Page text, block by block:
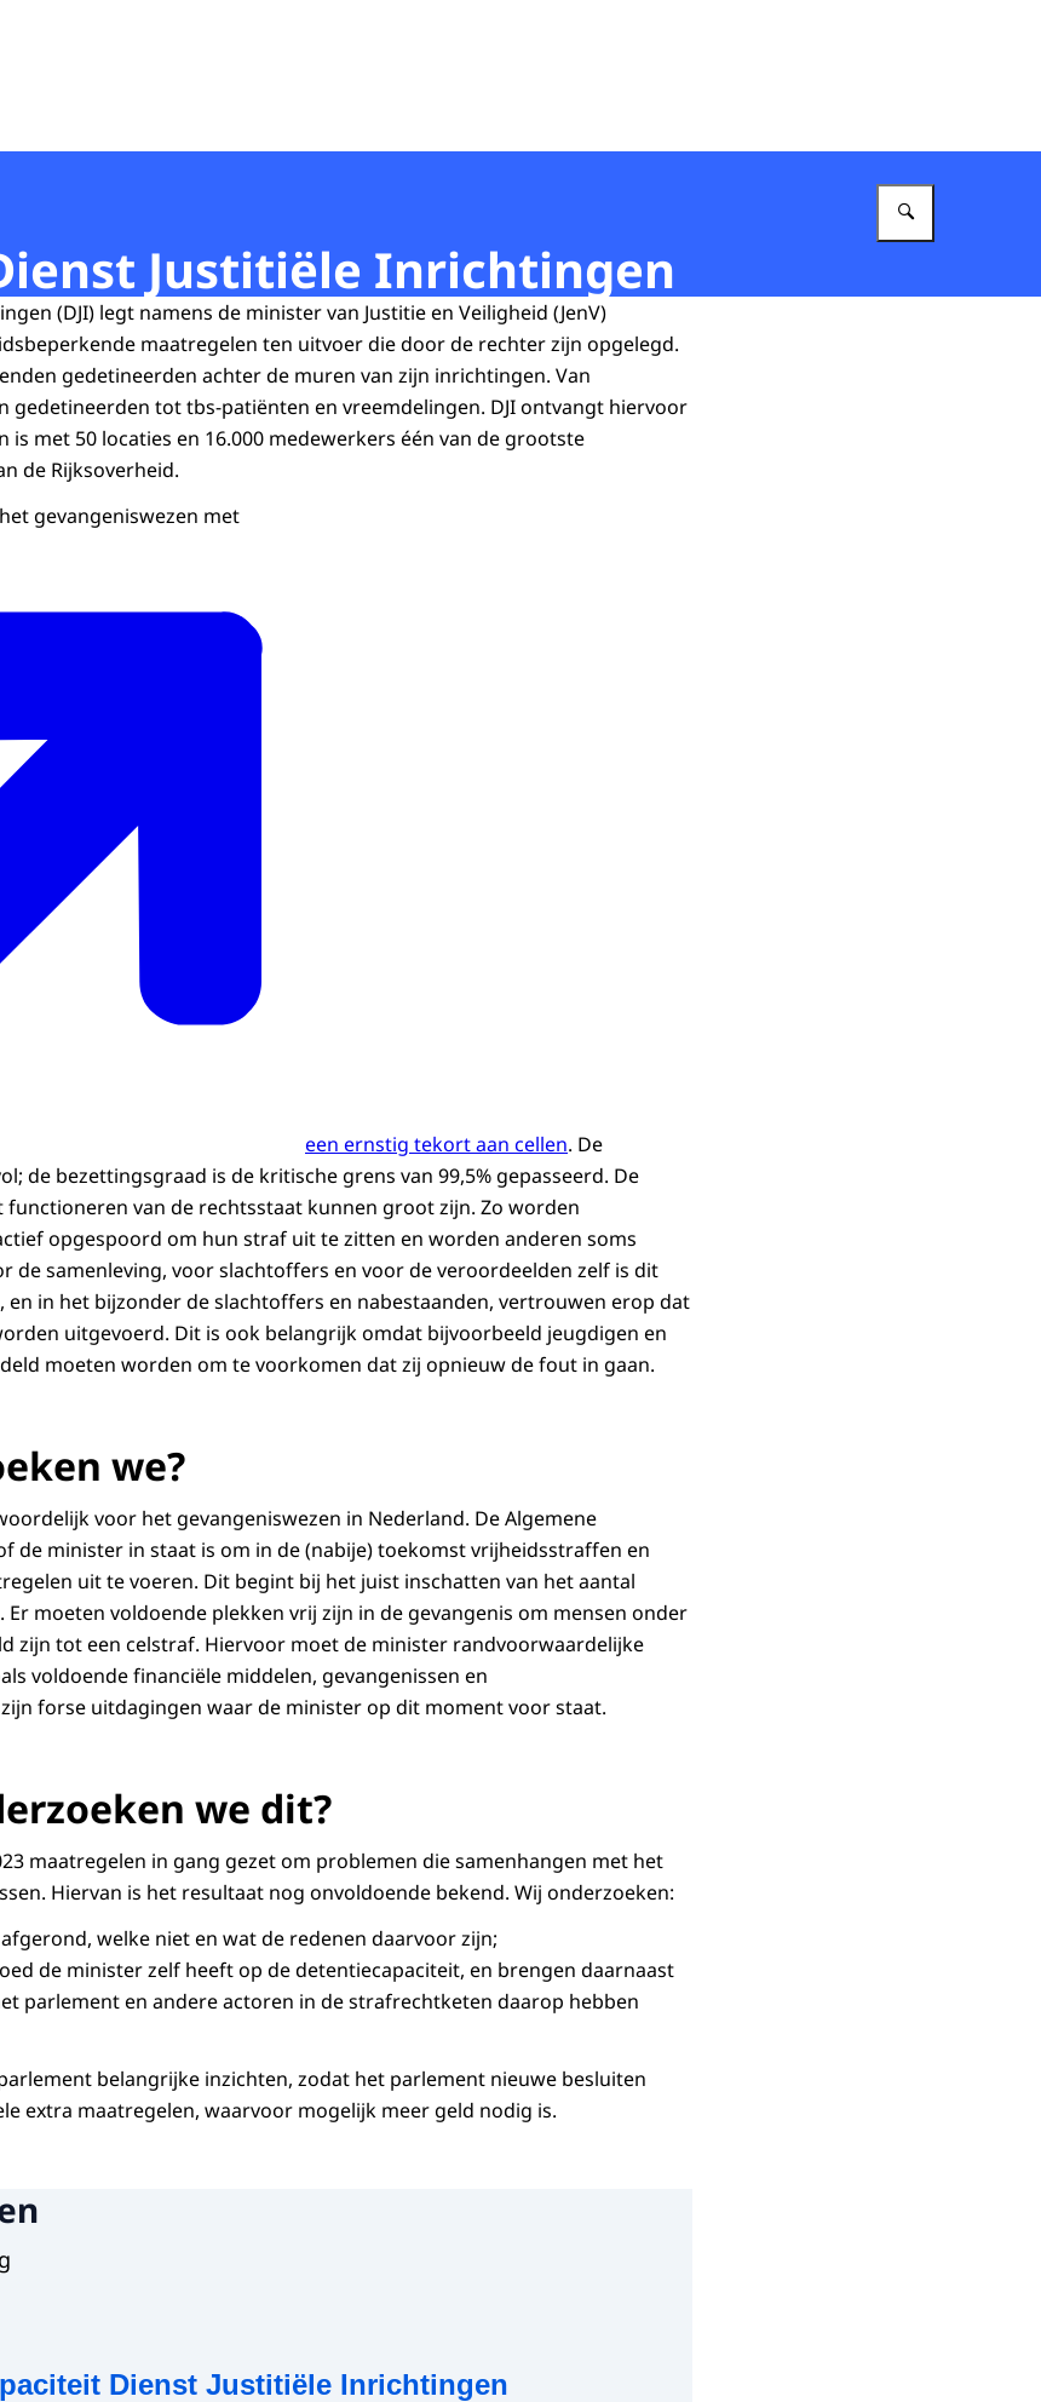
Justitiële Inrichtingen
(DJI) legt namens de minister van Justitie en Veiligheid (JenV)
maatregelen ten uitvoer die door de rechter zijn opgelegd.
gedetineerden achter de muren van zijn inrichtingen. Van
gedetineerden tot tbs-patiënten en vreemdelingen. DJI ontvangt hiervoor
is met 50 locaties en 16.000 medewerkers één van de grootste
de Rijksoverheid.
gevangeniswezen met
een ernstig tekort aan cellen. De
de bezettingsgraad is de kritische grens van 99,5% gepasseerd. De
functioneren van de rechtsstaat kunnen groot zijn. Zo worden
opgespoord om hun straf uit te zitten en worden anderen soms
de samenleving, voor slachtoffers en voor de veroordeelden zelf is dit
en in het bijzonder de slachtoffers en nabestaanden, vertrouwen erop dat
uitgevoerd. Dit is ook belangrijk omdat bijvoorbeeld jeugdigen en
moeten worden om te voorkomen dat zij opnieuw de fout in gaan.
we?
voor het gevangeniswezen in Nederland. De Algemene
de minister in staat is om in de (nabije) toekomst vrijheidsstraffen en
uit te voeren. Dit begint bij het juist inschatten van het aantal
Er moeten voldoende plekken vrij zijn in de gevangenis om mensen onder
zijn tot een celstraf. Hiervoor moet de minister randvoorwaardelijke
voldoende financiële middelen, gevangenissen en
forse uitdagingen waar de minister op dit moment voor staat.
we dit?
maatregelen in gang gezet om problemen die samenhangen met het
Hiervan is het resultaat nog onvoldoende bekend. Wij onderzoeken:
welke niet en wat de redenen daarvoor zijn;
de minister zelf heeft op de detentiecapaciteit, en brengen daarnaast
parlement en andere actoren in de strafrechtketen daarop hebben
belangrijke inzichten, zodat het parlement nieuwe besluiten
extra maatregelen, waarvoor mogelijk meer geld nodig is.
Dienst Justitiële Inrichtingen